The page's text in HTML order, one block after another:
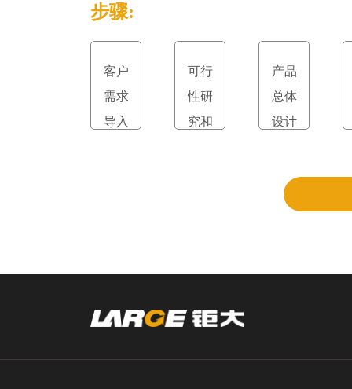
步骤:
客户
需求
导入
可行
性研
究和
产品
总体
设计